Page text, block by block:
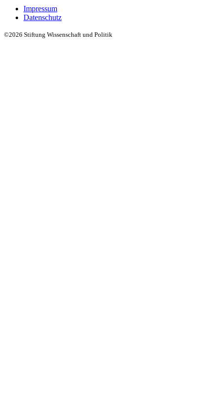
Impressum
Datenschutz
©2026 Stiftung Wissenschaft und Politik